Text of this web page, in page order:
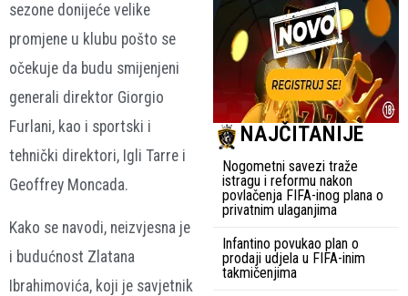
sezone donijeće velike
promjene u klubu pošto se
očekuje da budu smijenjeni
generali direktor Giorgio
Furlani, kao i sportski i
tehnički direktori, Igli Tarre i
Geoffrey Moncada.
Kako se navodi, neizvjesna je
i budućnost Zlatana
Ibrahimovića, koji je savjetnik
NAJČITANIJE
Nogometni savezi traže
istragu i reformu nakon
povlačenja FIFA-inog plana o
privatnim ulaganjima
Infantino povukao plan o
prodaji udjela u FIFA-inim
takmičenjima